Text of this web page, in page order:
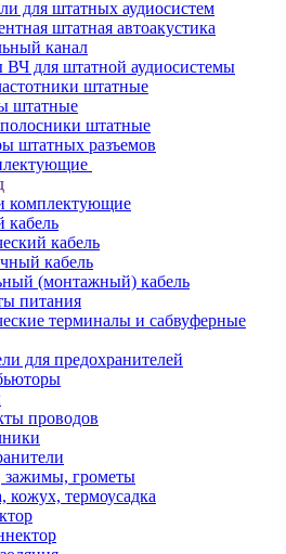
для штатных аудиосистем
штатная автоакустика
канал
ВЧ для штатной аудиосистемы
штатные
штатные
штатные
штатных разъемов
комплектующие
кабель
кабель
кабель
(монтажный) кабель
питания
терминалы и сабвуферные
для предохранителей
проводов
зажимы, грометы
кожух, термоусадка